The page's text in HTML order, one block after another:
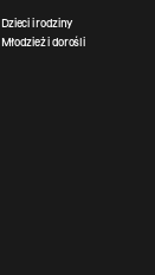
Dzieci i rodziny
Młodzież i dorośli